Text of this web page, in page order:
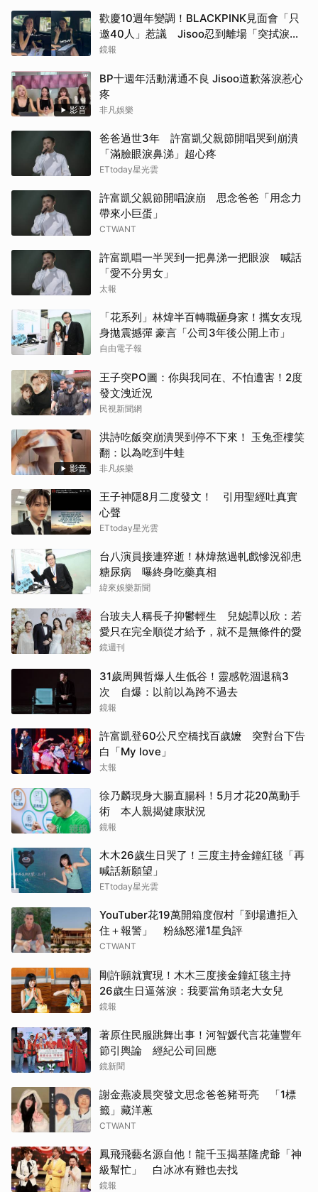
歡慶10週年變調！BLACKPINK見面會「只
邀40人」惹議 Jisoo忍到離場「突拭淚」
粉絲心疼
鏡報
影音
BP十週年活動溝通不良 Jisoo道歉落淚惹心
疼
非凡娛樂
爸爸過世3年 許富凱父親節開唱哭到崩潰
「滿臉眼淚鼻涕」超心疼
ETtoday星光雲
許富凱父親節開唱淚崩 思念爸爸「用念力
帶來小巨蛋」
CTWANT
許富凱唱一半哭到一把鼻涕一把眼淚 喊話
「愛不分男女」
太報
「花系列」林煒半百轉職砸身家！攜女友現
身拋震撼彈 豪言「公司3年後公開上市」
自由電子報
王子突PO圖：你與我同在、不怕遭害！2度
發文洩近況
民視新聞網
影音
洪詩吃飯突崩潰哭到停不下來！ 玉兔歪樓笑
翻：以為吃到牛蛙
非凡娛樂
王子神隱8月二度發文！ 引用聖經吐真實
心聲
ETtoday星光雲
台八演員接連猝逝！林煒熬過軋戲慘況卻患
糖尿病 曝終身吃藥真相
緯來娛樂新聞
台玻夫人稱長子抑鬱輕生 兒媳譚以欣：若
愛只在完全順從才給予，就不是無條件的愛
鏡週刊
31歲周興哲爆人生低谷！靈感乾涸退稿3
次 自爆：以前以為跨不過去
鏡報
許富凱登60公尺空橋找百歲嬤 突對台下告
白「My love」
太報
徐乃麟現身大腸直腸科！5月才花20萬動手
術 本人親揭健康狀況
鏡報
木木26歲生日哭了！三度主持金鐘紅毯「再
喊話新願望」
ETtoday星光雲
YouTuber花19萬開箱度假村「到場遭拒入
住＋報警」 粉絲怒灌1星負評
CTWANT
剛許願就實現！木木三度接金鐘紅毯主持
26歲生日逼落淚：我要當角頭老大女兒
鏡報
著原住民服跳舞出事！河智媛代言花蓮豐年
節引輿論 經紀公司回應
鏡新聞
謝金燕凌晨突發文思念爸爸豬哥亮 「1標
籤」藏洋蔥
CTWANT
鳳飛飛藝名源自他！龍千玉揭基隆虎爺「神
級幫忙」 白冰冰有難也去找
鏡報